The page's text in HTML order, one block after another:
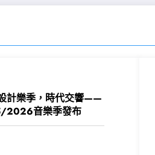
計樂季，時代交響——
2026音樂季發布